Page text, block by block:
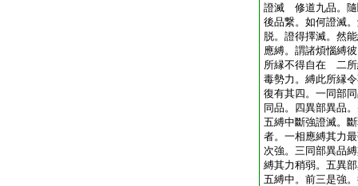
證滅 修道九品。隨
後品繋。如何證滅
脱。證得擇滅。然
應縛。謂諸煩惱縛
所縁不得自在 二所
毒勢力。縛此所縁
復有其四。一同部
同品。四異部異品
五縛中斷強證滅。
者。一相應縛其力
次強。三同部異品
縛其力稍弱。五異
五縛中。前三是強